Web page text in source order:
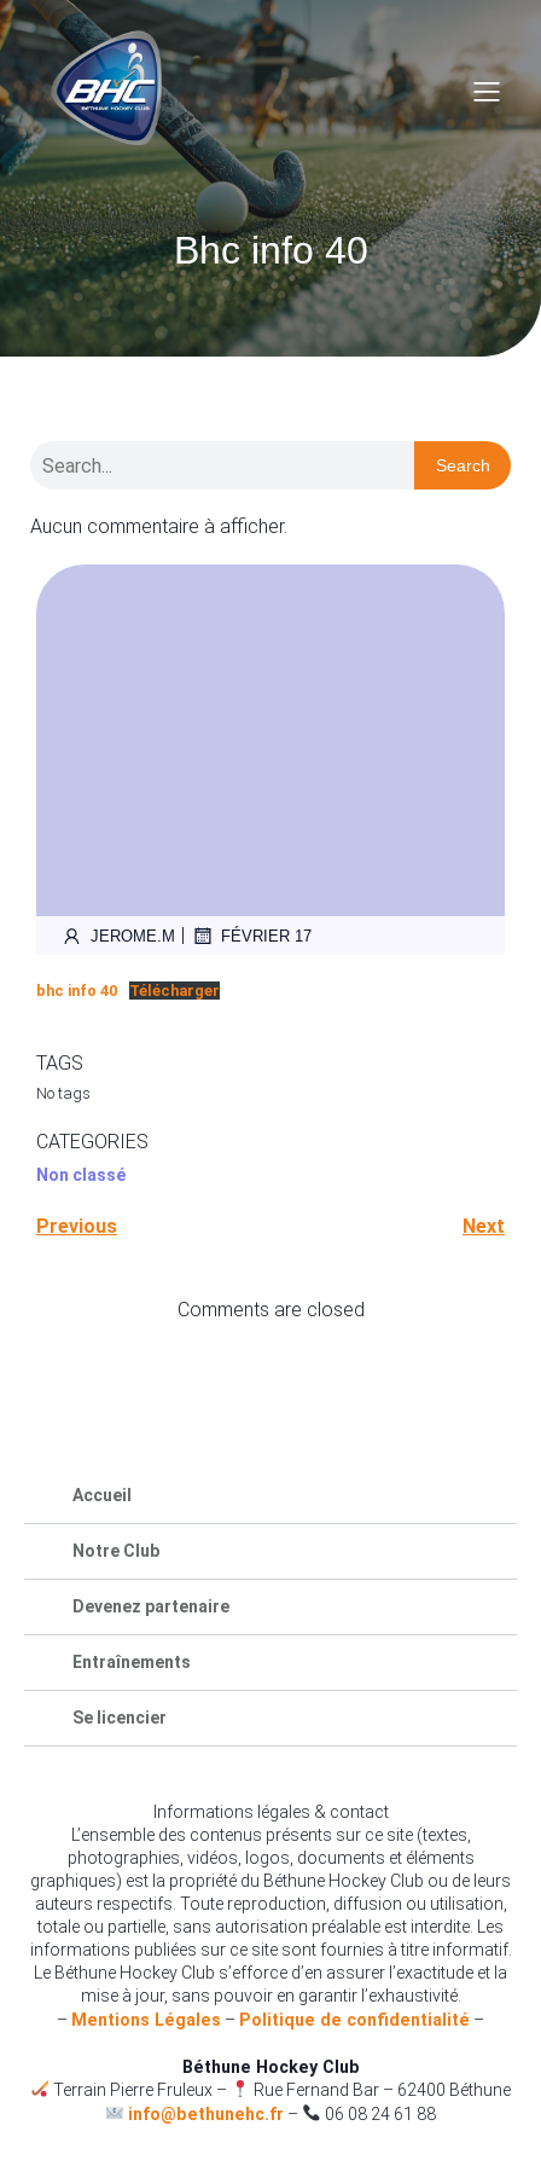
Bhc info 40
Search
Aucun commentaire à afficher.
JEROME.M | FÉVRIER 17
bhc info 40 Télécharger
TAGS
No tags
CATEGORIES
Non classé
Previous Next
Comments are closed
Accueil
Notre Club
Devenez partenaire
Entraînements
Se licencier
Informations légales & contact
L’ensemble des contenus présents sur ce site (textes,
photographies, vidéos, logos, documents et éléments
graphiques) est la propriété du Béthune Hockey Club ou de leurs
auteurs respectifs. Toute reproduction, diffusion ou utilisation,
totale ou partielle, sans autorisation préalable est interdite. Les
informations publiées sur ce site sont fournies à titre informatif.
Le Béthune Hockey Club s’efforce d’en assurer l’exactitude et la
mise à jour, sans pouvoir en garantir l’exhaustivité.
– Mentions Légales – Politique de confidentialité –
Béthune Hockey Club
Terrain Pierre Fruleux –
Rue Fernand Bar – 62400 Béthune
info@bethunehc.fr – 06 08 24 61 88